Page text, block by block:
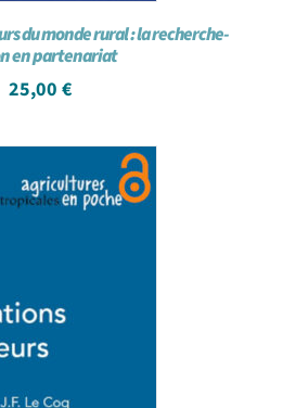
du monde rural : la recherche-
en partenariat
25,00 €